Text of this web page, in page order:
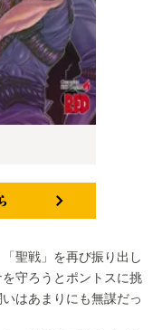
聖戦」を再び振り出し
守ろうとポントスに挑
はあまりにも無謀だっ